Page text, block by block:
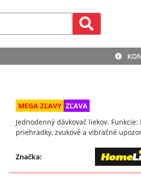
MEGA ZĽAVY ZĽAVA
Jednodenný dávkovač liekov.
priehradky, zvukové a vibračné
Značka: